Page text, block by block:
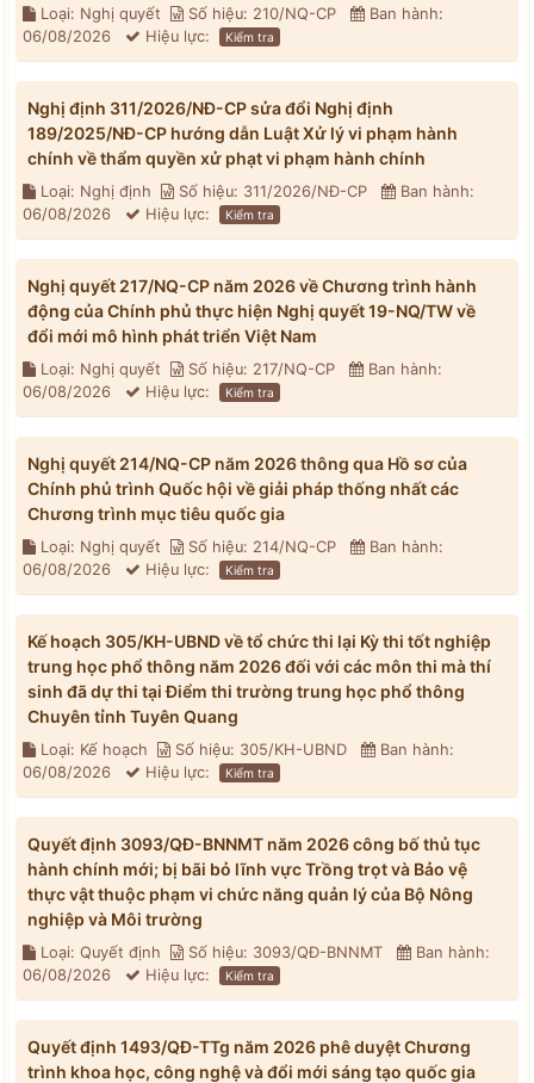
Loại: Nghị quyết Số hiệu: 210/NQ-CP
Ban hành:
06/08/2026
Hiệu lực: Kiểm tra
Nghị định 311/2026/NĐ-CP sửa đổi Nghị định
189/2025/NĐ-CP hướng dẫn Luật Xử lý vi phạm hành
chính về thẩm quyền xử phạt vi phạm hành chính
Loại: Nghị định Số hiệu: 311/2026/NĐ-CP
Ban hành:
06/08/2026
Hiệu lực: Kiểm tra
Nghị quyết 217/NQ-CP năm 2026 về Chương trình hành
động của Chính phủ thực hiện Nghị quyết 19-NQ/TW về
đổi mới mô hình phát triển Việt Nam
Loại: Nghị quyết Số hiệu: 217/NQ-CP
Ban hành:
06/08/2026
Hiệu lực: Kiểm tra
Nghị quyết 214/NQ-CP năm 2026 thông qua Hồ sơ của
Chính phủ trình Quốc hội về giải pháp thống nhất các
Chương trình mục tiêu quốc gia
Loại: Nghị quyết Số hiệu: 214/NQ-CP
Ban hành:
06/08/2026
Hiệu lực: Kiểm tra
Kế hoạch 305/KH-UBND về tổ chức thi lại Kỳ thi tốt nghiệp
trung học phổ thông năm 2026 đối với các môn thi mà thí
sinh đã dự thi tại Điểm thi trường trung học phổ thông
Chuyên tỉnh Tuyên Quang
Loại: Kế hoạch Số hiệu: 305/KH-UBND
Ban hành:
06/08/2026
Hiệu lực: Kiểm tra
Quyết định 3093/QĐ-BNNMT năm 2026 công bố thủ tục
hành chính mới; bị bãi bỏ lĩnh vực Trồng trọt và Bảo vệ
thực vật thuộc phạm vi chức năng quản lý của Bộ Nông
nghiệp và Môi trường
Loại: Quyết định Số hiệu: 3093/QĐ-BNNMT
Ban hành:
06/08/2026
Hiệu lực: Kiểm tra
Quyết định 1493/QĐ-TTg năm 2026 phê duyệt Chương
trình khoa học, công nghệ và đổi mới sáng tạo quốc gia